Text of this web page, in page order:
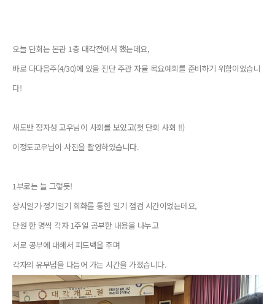
오늘 단회는 본관 1층 대각전에서 했는데요,
바로 다다음주(4/30)에 있을 진단 주관 자율 목요예회를 준비하기 위함이었습니
다!
새도반 정자성 교우님이 사회를 보았고(첫 단회 사회 !!)
이정도교우님이 사진을 촬영하였습니다.
1부로는 늘 그렇듯!
상시일기·정기일기 회화를 통한 일기 점검 시간이었는데요,
단원 한 명씩 각자 1주일 공부한 내용을 나누고
서로 공부에 대해서 피드백을 주며
각자의 유무념을 다듬어 가는 시간을 가졌습니다.